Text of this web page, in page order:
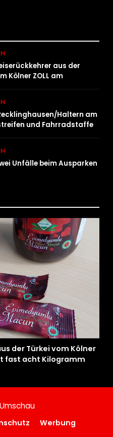
aus der
Kölner ZOLL am
an
Haltern am
und Fahrradstaffel
Unfälle beim Ausparken
der Türkei vom Kölner
fast acht Kilogramm
Werbung